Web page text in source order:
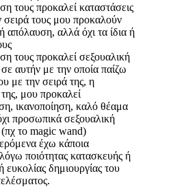
τους προκαλεί καταστάσεις
σειρά τους μου προκαλούν
απόλαυση, αλλά όχι τα ίδια ή
τους προκαλεί σεξουαλική
αυτήν με την οποία παίζω
με την σειρά της, η
μου προκαλεί
ικανοποίηση, καλό θέαμα
προσωπικά σεξουαλική
το magic wand)
έχω κάποια
ποιότητας κατασκευής ή
ευκολίας δημιουργίας του